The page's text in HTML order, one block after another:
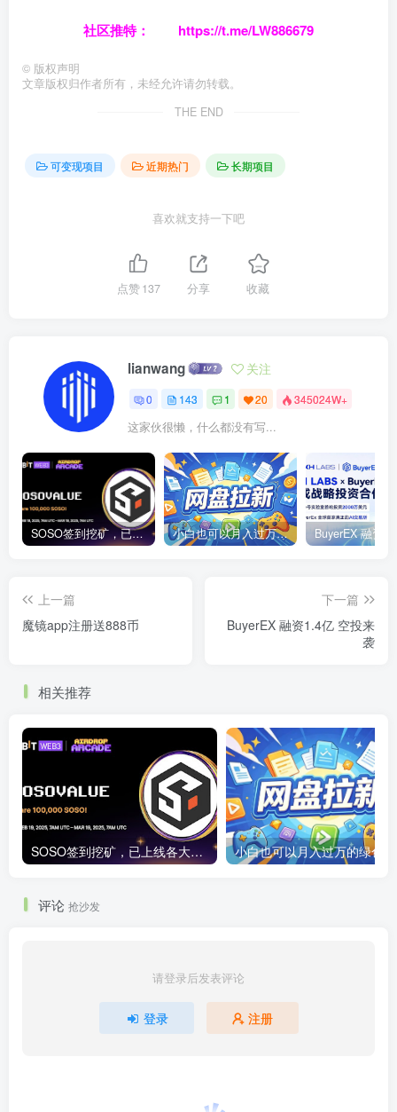
社区推特： https://t.me/LW886679
© 版权声明
文章版权归作者所有，未经允许请勿转载。
THE END
可变现项目 近期热门 长期项目
喜欢就支持一下吧
点赞137 分享 收藏
lianwang 关注
0 143 1 20 345024W+
这家伙很懒，什么都没有写...
SOSO签到挖矿，已上线各大交易所 小白也可以月入过万的绿色项目
上一篇
魔镜app注册送888币
下一篇
BuyerEX 融资1.4亿 空投来
袭
相关推荐
SOSO签到挖矿，已上线各大交易所 小白也可以月入过万的绿色
评论 抢沙发
请登录后发表评论
登录 注册